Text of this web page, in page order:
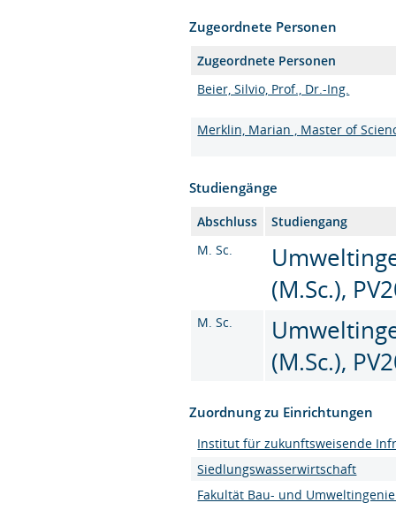
Zugeordnete Personen
Zugeordnete Personen
Beier, Silvio, Prof., Dr.-Ing.
Merklin, Marian , Master of
Studiengänge
Abschluss
Studiengang
M. Sc.
(M.Sc.),
M. Sc.
(M.Sc.),
Zuordnung zu Einrichtungen
Institut für zukunftsweisende
Siedlungswasserwirtschaft
Fakultät Bau- und